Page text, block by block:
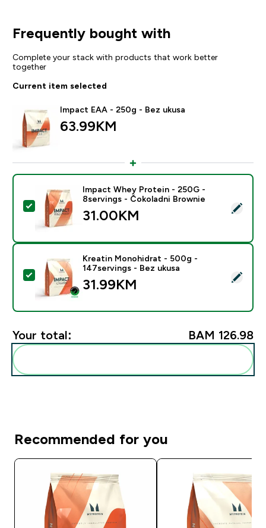
Frequently bought with
Complete your stack with products that work better
together
Current item selected
Impact EAA - 250g - Bez ukusa
63.99KM‎
Select this product - Impact Whey Protein - 250G -
Impact Whey Protein - 250G -
8servings - Čokoladni Brownie
31.00KM‎
Select this product - Kreatin Monohidrat - 500g -
Kreatin Monohidrat - 500g -
147servings - Bez ukusa
31.99KM‎
Your total: BAM 126.98‎
Recommended for you